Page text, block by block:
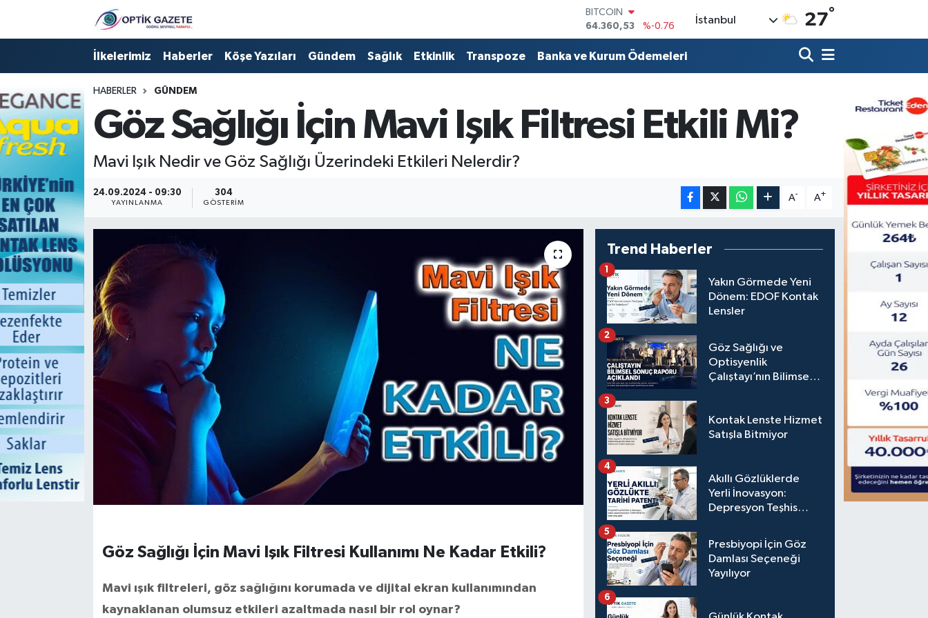
DOLAR
47,7069
%0.17
EURO
55,0265
%0.01
%2.12
BİST100
13.887
%64
İstanbul 27°
İlkelerimiz Haberler Köşe Yazıları Gündem Sağlık Etkinlik Transpoze Banka ve Kurum Ödemeleri
HABERLER GÜNDEM
Göz Sağlığı İçin Mavi Işık Filtresi Etkili Mi?
Mavi Işık Nedir ve Göz Sağlığı Üzerindeki Etkileri Nelerdir?
24.09.2024 - 09:30
YAYINLANMA
304
GÖSTERIM
A- A+
Göz Sağlığı İçin Mavi Işık Filtresi Kullanımı Ne Kadar Etkili?
Mavi ışık filtreleri, göz sağlığını korumada ve dijital ekran kullanımından
kaynaklanan olumsuz etkileri azaltmada nasıl bir rol oynar?
Trend Haberler
Yakın Görmede Yeni
Dönem: EDOF Kontak
Lensler
1
Göz Sağlığı ve
Optisyenlik
Çalıştayı’nın Bilimsel
2
Kontak Lenste Hizmet
Satışla Bitmiyor
3
Akıllı Gözlüklerde
Yerli İnovasyon:
Depresyon Teşhis
Türkpatent Onayı
4
Presbiyopi İçin Göz
Damlası Seçeneği
Yayılıyor
5
6
Nöbetçi Eczaneler
Hava Durumu
İstanbul Namaz Vakitleri
Trafik Durumu
Süper Lig Puan Durumu ve Fikstür
Tüm Manşetler
Son Dakika Haberleri
Haber Arşivi